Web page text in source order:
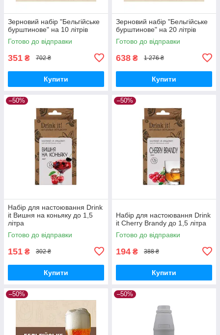
Зерновий набір "Бельгійське
бурштинове" на 10 літрів
Готово до відправки
351 ₴ 702 ₴
Купити
Зерновий набір "Бельгійське
бурштинове" на 20 літрів
Готово до відправки
638 ₴ 1 276 ₴
Купити
–50%
Набір для настоювання Drink
it Вишня на коньяку до 1,5
літра
Готово до відправки
151 ₴ 302 ₴
Купити
–50%
Набір для настоювання Drink
it Cherry Brandy до 1,5 літра
Готово до відправки
194 ₴ 388 ₴
Купити
–50% –50%